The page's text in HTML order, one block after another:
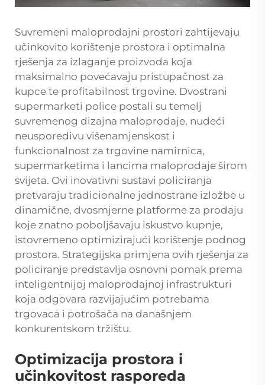
Suvremeni maloprodajni prostori zahtijevaju
učinkovito korištenje prostora i optimalna
rješenja za izlaganje proizvoda koja
maksimalno povećavaju pristupačnost za
kupce te profitabilnost trgovine. Dvostrani
supermarketi police postali su temelj
suvremenog dizajna maloprodaje, nudeći
neusporedivu višenamjenskost i
funkcionalnost za trgovine namirnica,
supermarketima i lancima maloprodaje širom
svijeta. Ovi inovativni sustavi policiranja
pretvaraju tradicionalne jednostrane izložbe u
dinamične, dvosmjerne platforme za prodaju
koje znatno poboljšavaju iskustvo kupnje,
istovremeno optimizirajući korištenje podnog
prostora. Strategijska primjena ovih rješenja za
policiranje predstavlja osnovni pomak prema
inteligentnijoj maloprodajnoj infrastrukturi
koja odgovara razvijajućim potrebama
trgovaca i potrošača na današnjem
konkurentskom tržištu.
Optimizacija prostora i
učinkovitost rasporeda